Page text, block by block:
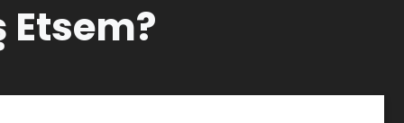
Etsem?